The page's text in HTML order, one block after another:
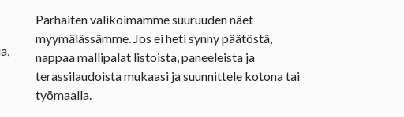
Parhaiten valikoimamme suuruuden näet
myymälässämme. Jos ei heti synny päätöstä,
nappaa mallipalat listoista, paneeleista ja
terassilaudoista mukaasi ja suunnittele kotona tai
työmaalla.